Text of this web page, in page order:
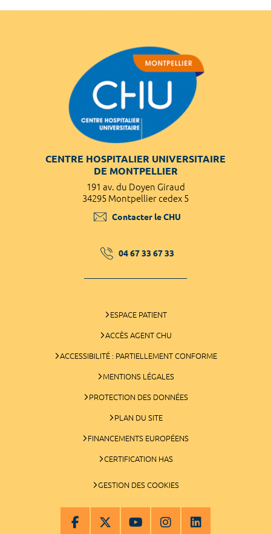
CENTRE HOSPITALIER UNIVERSITAIRE
DE MONTPELLIER
191 av. du Doyen Giraud
34295 Montpellier cedex 5
Contacter le CHU
04 67 33 67 33
ESPACE PATIENT
ACCÈS AGENT CHU
ACCESSIBILITÉ : PARTIELLEMENT CONFORME
MENTIONS LÉGALES
PROTECTION DES DONNÉES
PLAN DU SITE
FINANCEMENTS EUROPÉENS
CERTIFICATION HAS
GESTION DES COOKIES